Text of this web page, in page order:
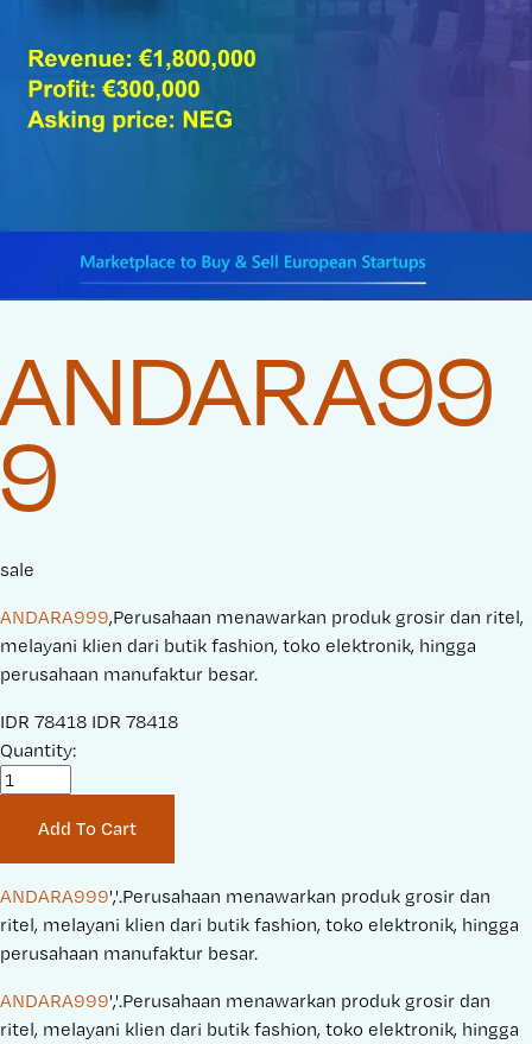
ANDARA99
9
sale
ANDARA999,Perusahaan menawarkan produk grosir dan ritel,
melayani klien dari butik fashion, toko elektronik, hingga
perusahaan manufaktur besar.
S
a
r
i
c
e
IDR 78418 O
i
n
a
l
P
i
c
IDR 78418
Quantity:
Add To Cart
ANDARA999','.Perusahaan menawarkan produk grosir dan
ritel, melayani klien dari butik fashion, toko elektronik, hingga
perusahaan manufaktur besar.
ANDARA999','.Perusahaan menawarkan produk grosir dan
ritel, melayani klien dari butik fashion, toko elektronik, hingga